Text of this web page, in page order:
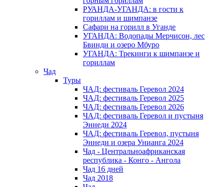
РУАНДА-УГАНДА: в гости к
гориллам и шимпанзе
Сафари на горилл в Уганде
УГАНДА: Водопады Мерчисон, лес
Бвинди и озеро Мбуро
УГАНДА: Трекинги к шимпанзе и
гориллам
Чад
Туры
ЧАД: фестиваль Геревол 2024
ЧАД: фестиваль Геревол 2025
ЧАД: фестиваль Геревол 2026
ЧАД: фестиваль Геревол и пустыня
Эннеди 2024
ЧАД: фестиваль Геревол, пустыня
Эннеди и озера Унианга 2024
Чад - Центральноафриканская
республика - Конго - Ангола
Чад 16 дней
Чад 2018